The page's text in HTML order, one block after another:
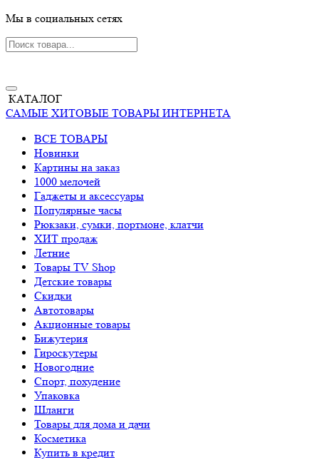
Мы в социальных сетях
КАТАЛОГ
САМЫЕ ХИТОВЫЕ ТОВАРЫ ИНТЕРНЕТА
ВСЕ ТОВАРЫ
Новинки
Картины на заказ
1000 мелочей
Гаджеты и аксессуары
Популярные часы
Рюкзаки, сумки, портмоне, клатчи
ХИТ продаж
Летние
Товары TV Shop
Детские товары
Cкидки
Автотовары
Акционные товары
Бижутерия
Гироскутеры
Новогодние
Спорт, похудение
Упаковка
Шланги
Товары для дома и дачи
Косметика
Купить в кредит